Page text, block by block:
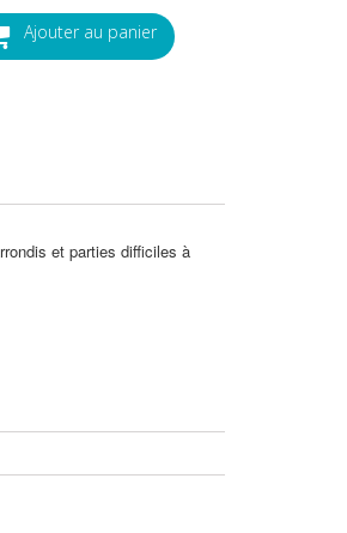
Ajouter au panier
et parties difficiles à